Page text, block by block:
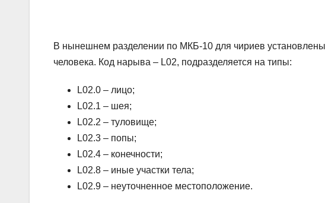
В нынешнем разделении по МКБ-10 для чириев
человека. Код нарыва – L02, подразделяется на типы:
L02.0 – лицо;
L02.1 – шея;
L02.2 – туловище;
L02.3 – попы;
L02.4 – конечности;
L02.8 – иные участки тела;
L02.9 – неуточненное местоположение.